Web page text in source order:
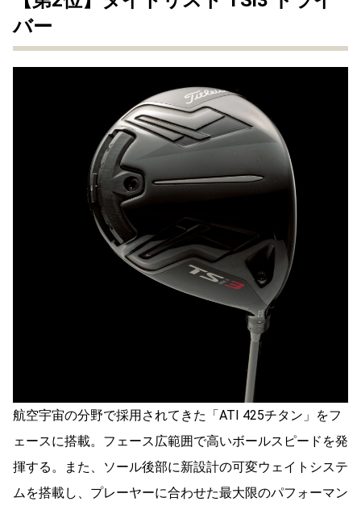
バー
航空宇宙の分野で採用されてきた「ATI 425チタン」をフ
ェースに搭載。フェース広範囲で高いボールスピードを発
揮する。また、ソール後部に新設計の可変ウェイトシステ
ムを搭載し、プレーヤーに合わせた最大限のパフォーマン